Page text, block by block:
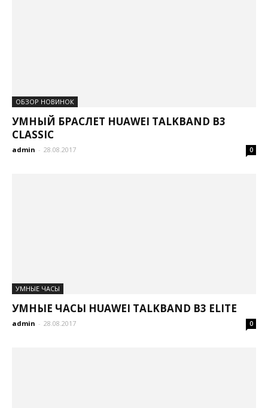
ОБЗОР НОВИНОК
УМНЫЙ БРАСЛЕТ HUAWEI TALKBAND B3
CLASSIC
admin - 28.08.2017 0
УМНЫЕ ЧАСЫ
УМНЫЕ ЧАСЫ HUAWEI TALKBAND B3 ELITE
admin - 28.08.2017 0